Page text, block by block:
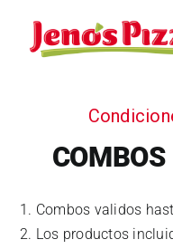
contenido
Combos validos
Los productos